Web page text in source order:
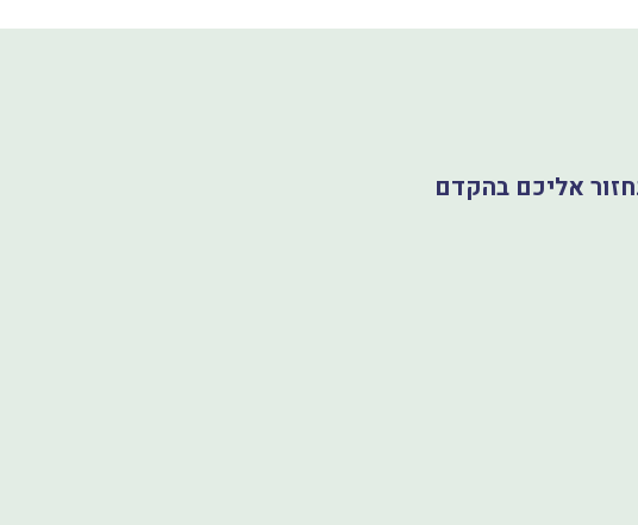
אליכם בהקדם